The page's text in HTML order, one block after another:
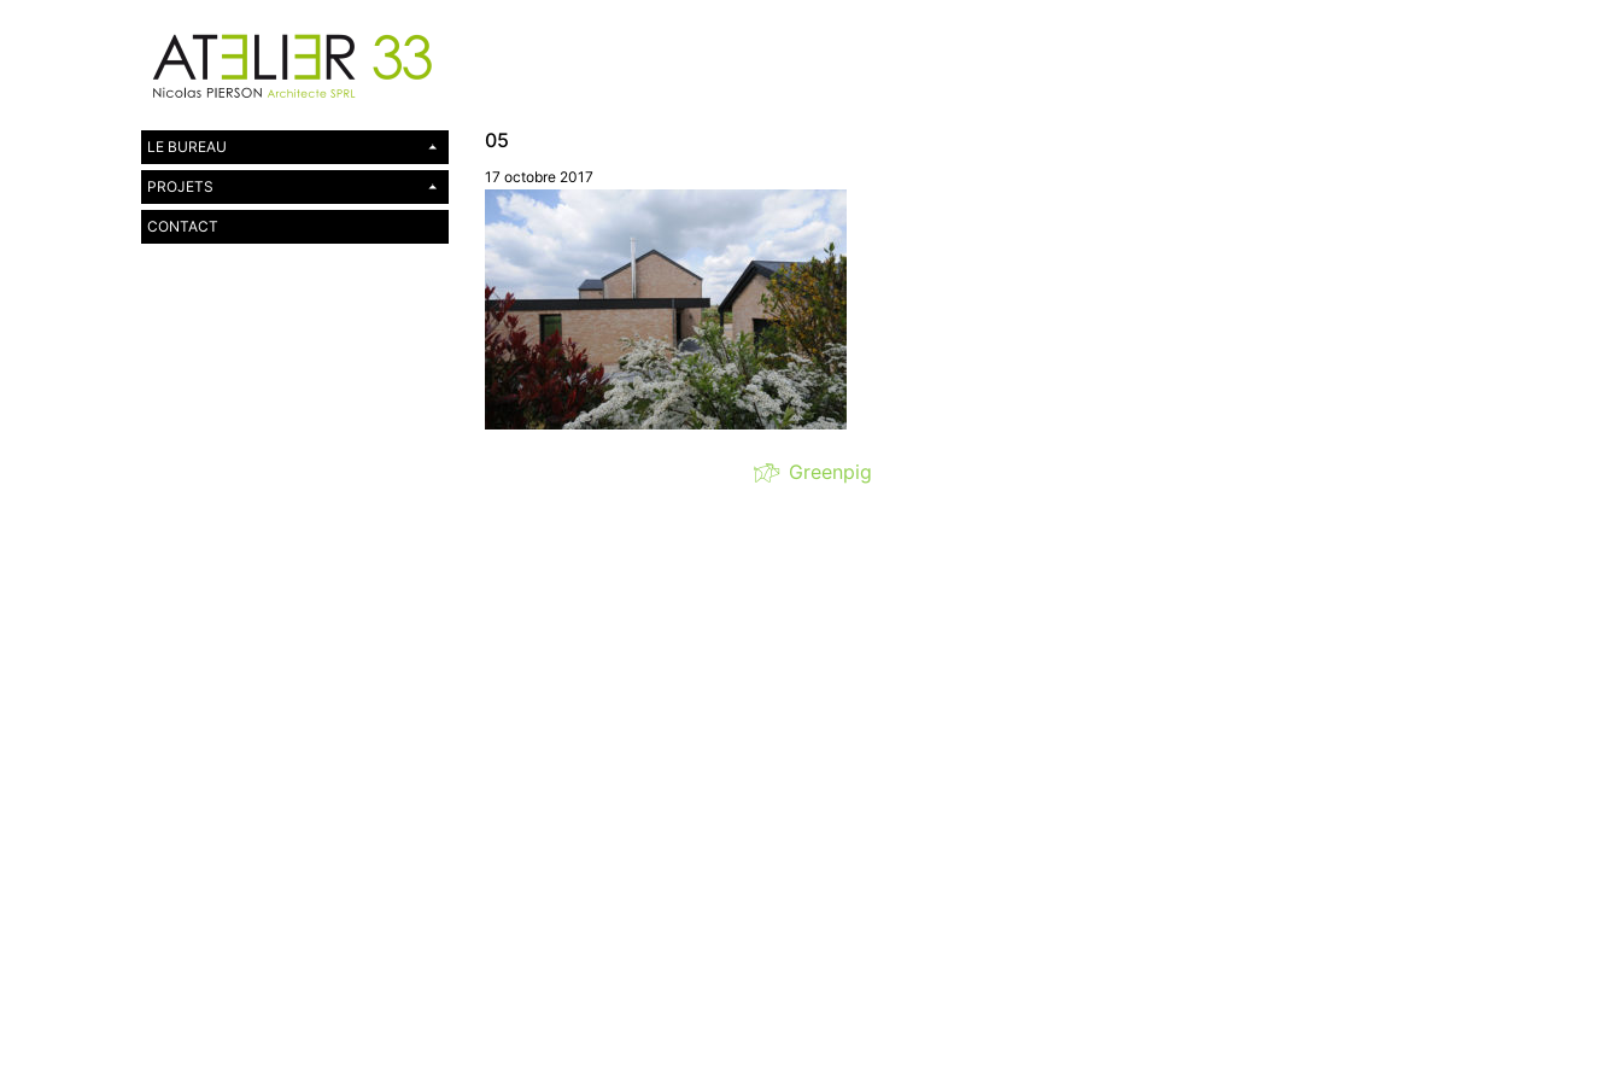
LE BUREAU
PROJETS
CONTACT
05
17 octobre 2017
Greenpig